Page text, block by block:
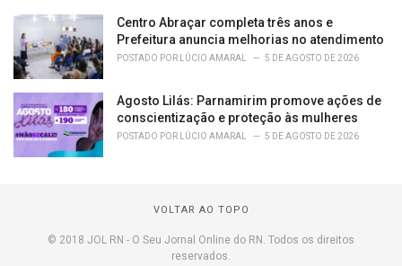
Centro Abraçar completa três anos e
Prefeitura anuncia melhorias no atendimento
POSTADO POR LÚCIO AMARAL 5 DE AGOSTO DE 2026
Agosto Lilás: Parnamirim promove ações de
conscientização e proteção às mulheres
POSTADO POR LÚCIO AMARAL 5 DE AGOSTO DE 2026
VOLTAR AO TOPO
© 2018 JOL RN - O Seu Jornal Online do RN. Todos os direitos
reservados.